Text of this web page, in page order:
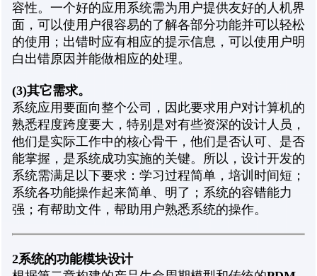
容性。一个好的应用系统需为用户提供友好的人机界
面，可以使用户很容易的了解各部分功能并可以轻松
的使用；出错时应有相应的提示信息，可以使用户明
白出错原因并能做相应的处理。
(3)其它需求。
系统应用要面向整个公司，因此要求用户对计算机的
熟悉程度跨度要大，特别是对有些资深的设计人员，
他们是实际工作中的核心骨干，他们是否认可、是否
能掌握，是系统成功实施的关键。所以，设计开发的
系统需满足以下要求：学习过程简单，培训时间短；
系统各功能操作起来简单、明了；系统的容错能力
强；有帮助文件，帮助用户熟悉系统的操作。
2系统的功能模块设计